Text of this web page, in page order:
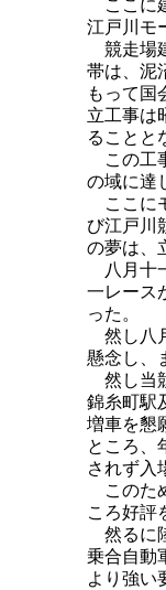
ここに
江戸川モ
競走場
帯は、泥
もって国
立工事は
ることと
この工
の域に達
ここに
び江戸川
の夢は、
八月十
一レース
った。
然し八
懸念し、
然し当
錦糸町駅
増車を懇
ところ、
されず入
このた
ころ好評
然るに
乗合自動
より強い